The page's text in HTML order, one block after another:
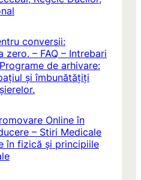
conversii:
zero. – FAQ – Intrebari
Programe de arhivare:
și îmbunătățiți
Online în
– Stiri Medicale
în fizică și principiile